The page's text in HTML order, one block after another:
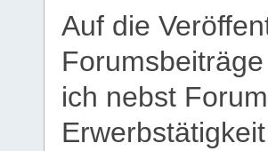
Auf die
ich nebst